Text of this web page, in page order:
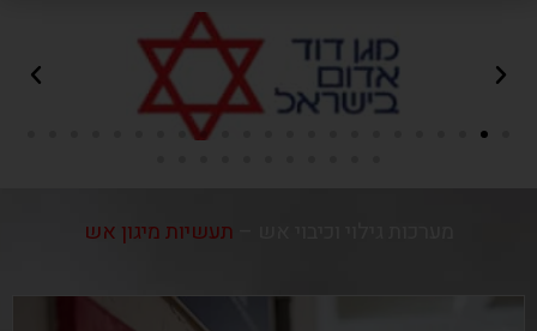
תעשיות מיגון אש